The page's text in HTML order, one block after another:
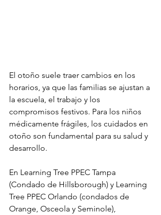
El otoño suele traer cambios en los
horarios, ya que las familias se ajustan a
la escuela, el trabajo y los
compromisos festivos. Para los niños
médicamente frágiles, los cuidados en
otoño son fundamental para su salud y
desarrollo.
En Learning Tree PPEC Tampa
(Condado de Hillsborough) y Learning
Tree PPEC Orlando (condados de
Orange, Osceola y Seminole),